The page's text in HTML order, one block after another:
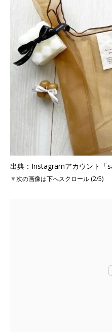
出典：Instagramアカウント「
▼次の画像は下へスクロール (2/5)